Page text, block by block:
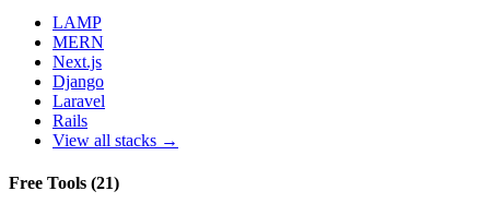
LAMP
MERN
Next.js
Django
Laravel
Rails
View all stacks →
Free Tools (21)